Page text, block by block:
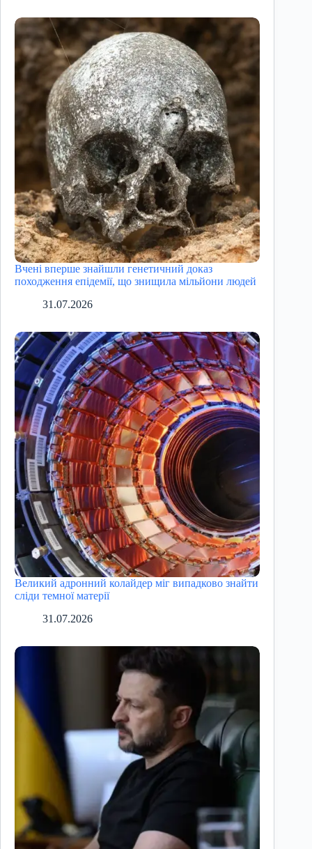
Вчені вперше знайшли генетичний доказ
походження епідемії, що знищила мільйони людей
31.07.2026
Великий адронний колайдер міг випадково знайти
сліди темної матерії
31.07.2026